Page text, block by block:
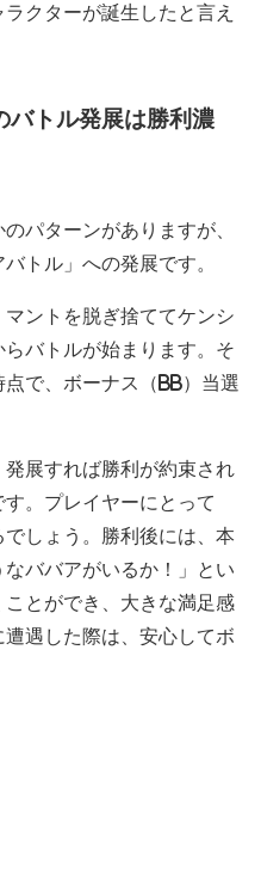
クターが誕生したと言え
バトル発展は勝利濃
パターンがありますが、
トル」への発展です。
ントを脱ぎ捨ててケンシ
バトルが始まります。そ
で、ボーナス（BB）当選
展すれば勝利が約束され
。プレイヤーにとって
しょう。勝利後には、本
ババアがいるか！」とい
とができ、大きな満足感
遇した際は、安心してボ